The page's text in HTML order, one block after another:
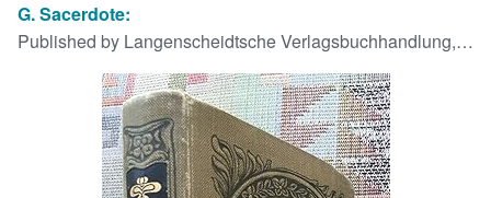
Browse Collections
Art & Collectibles
G. Sacerdote:
Published by Langenscheidtsche Verlagsbuchhandlung, 1910